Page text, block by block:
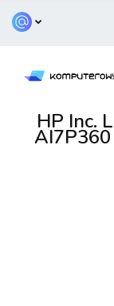
HP Inc.